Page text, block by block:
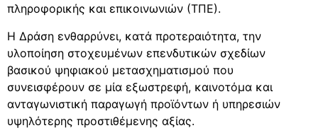
πληροφορικής και επικοινωνιών (ΤΠΕ).
Η Δράση ενθαρρύνει, κατά προτεραιότητα, την
υλοποίηση στοχευμένων επενδυτικών σχεδίων
βασικού ψηφιακού μετασχηματισμού που
συνεισφέρουν σε μία εξωστρεφή, καινοτόμα και
ανταγωνιστική παραγωγή προϊόντων ή υπηρεσιών
υψηλότερης προστιθέμενης αξίας.